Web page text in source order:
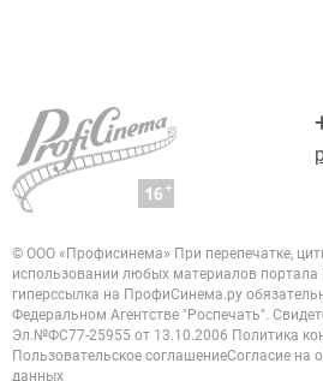
© ООО «Профисинема» При перепечатке,
использовании любых материалов портала
гиперссылка на ПрофиСинема.ру
Федеральном Агентстве "Роспечать".
Эл.№ФС77-25955 от 13.10.2006 Политика
Пользовательское соглашениеСогласие на
данных